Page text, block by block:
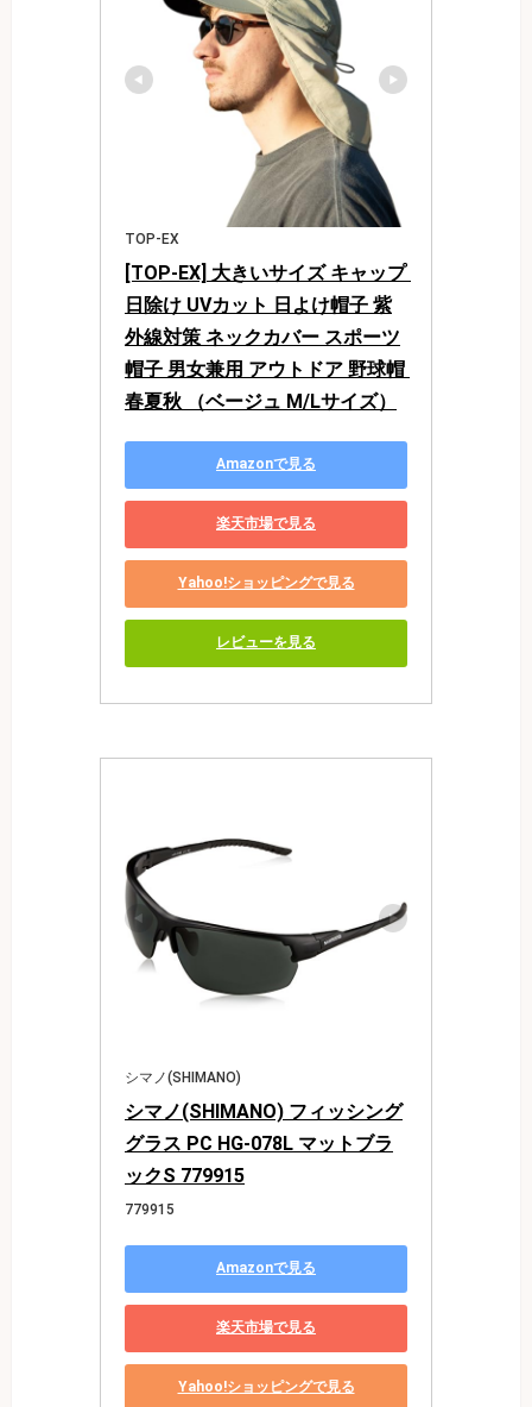
TOP-EX
[TOP-EX] 大きいサイズ キャップ
日除け UVカット 日よけ帽子 紫
外線対策 ネックカバー スポーツ
帽子 男女兼用 アウトドア 野球帽
春夏秋 （ベージュ M/Lサイズ）
Amazonで見る
楽天市場で見る
Yahoo!ショッピングで見る
レビューを見る
シマノ(SHIMANO)
シマノ(SHIMANO) フィッシング
グラス PC HG-078L マットブラ
ックS 779915
779915
Amazonで見る
楽天市場で見る
Yahoo!ショッピングで見る